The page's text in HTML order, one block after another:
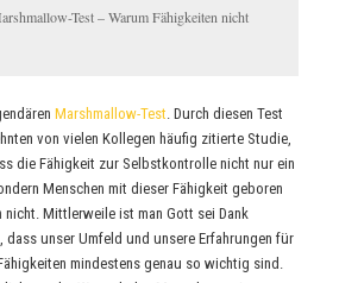
Test – Warum Fähigkeiten nicht
Marshmallow-Test . Durch diesen Test
von vielen Kollegen häufig zitierte Studie,
die Fähigkeit zur Selbstkontrolle nicht nur ein
Menschen mit dieser Fähigkeit geboren
nicht. Mittlerweile ist man Gott sei Dank
dass unser Umfeld und unsere Erfahrungen für
mindestens genau so wichtig sind.